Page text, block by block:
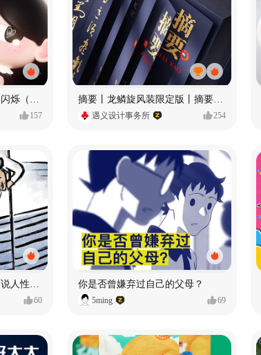
愿每个人都能保持小小的闪烁（IP可授权）
157
摘要丨龙鳞旋风装限定版丨摘要的比赛里 看谁卷s谁！
遇义设计事务所 254
60
你是否曾嫌弃过自己的父母？
5ming 69